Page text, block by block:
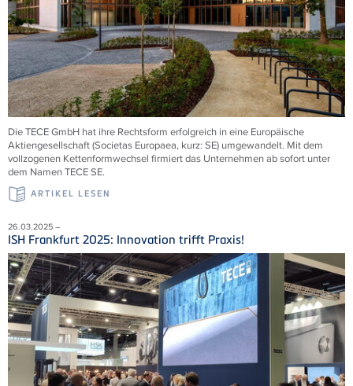
Die TECE GmbH hat ihre Rechtsform erfolgreich in eine Europäische
Aktiengesellschaft (Societas Europaea, kurz: SE) umgewandelt. Mit dem
vollzogenen Kettenformwechsel firmiert das Unternehmen ab sofort unter
dem Namen TECESE.
ARTIKEL LESEN
26.03.2025 –
ISH Frankfurt 2025: Innovation trifft Praxis!